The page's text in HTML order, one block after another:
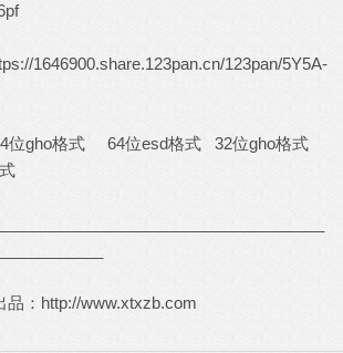
1646900.share.123pan.cn/123pan/5Y5A-
位gho格式 64位esd格式
32位gho格式
： http://www.xtxzb.com